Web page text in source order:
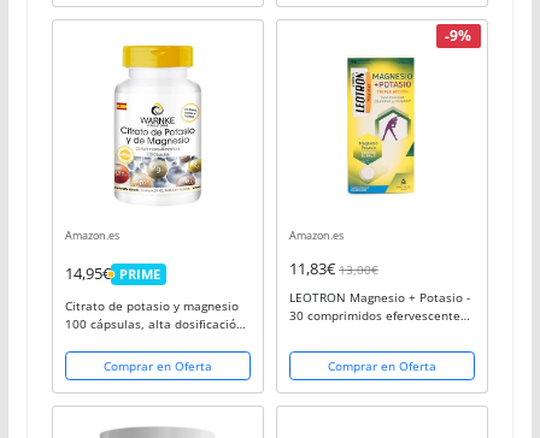
puros | 400gr en polvo |...
Amazon.es
14,95€ PRIME
PRIME
Citrato de potasio y magnesio
100 cápsulas, alta dosificación,
alta biodisponibilidad | Warnke
Vitalstoffe - Calidad de
farmacia...
Comprar en Oferta
-9%
Amazon.es
11,83€ 13,00€
LEOTRON Magnesio + Potasio -
30 comprimidos efervescentes -
calambres y colágeno -
Agradable sabor a naranja -
Comprar en Oferta